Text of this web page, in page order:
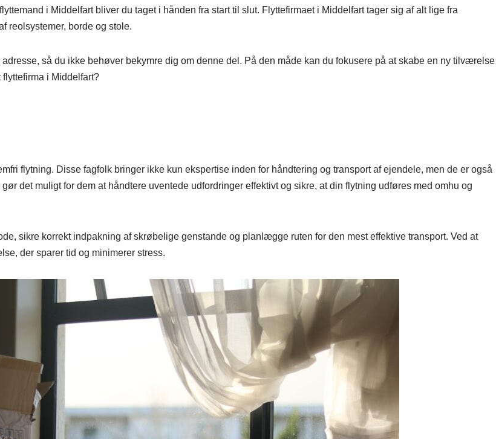
i Middelfart bliver du taget i hånden fra start til slut. Flyttefirmaet i Middelfart tager sig af alt lige fra
reolsystemer, borde og stole.
så du ikke behøver bekymre dig om denne del. På den måde kan du fokusere på at skabe en ny tilværelse
i Middelfart?
flytning. Disse fagfolk bringer ikke kun ekspertise inden for håndtering og transport af ejendele, men de er også
det muligt for dem at håndtere uventede udfordringer effektivt og sikre, at din flytning udføres med omhu og
sikre korrekt indpakning af skrøbelige genstande og planlægge ruten for den mest effektive transport. Ved at
der sparer tid og minimerer stress.